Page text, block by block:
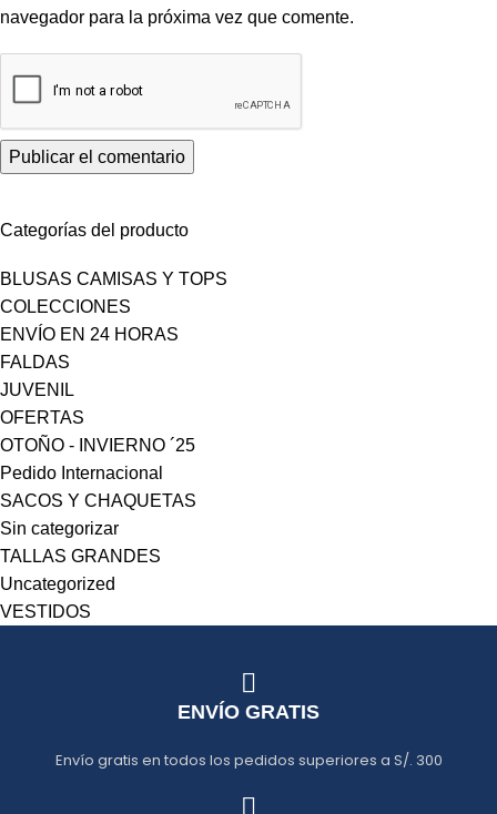
navegador para la próxima vez que comente.
Categorías del producto
BLUSAS CAMISAS Y TOPS
COLECCIONES
ENVÍO EN 24 HORAS
FALDAS
JUVENIL
OFERTAS
OTOÑO - INVIERNO ´25
Pedido Internacional
SACOS Y CHAQUETAS
Sin categorizar
TALLAS GRANDES
Uncategorized
VESTIDOS
ENVÍO GRATIS
Envío gratis en todos los pedidos superiores a S/. 300